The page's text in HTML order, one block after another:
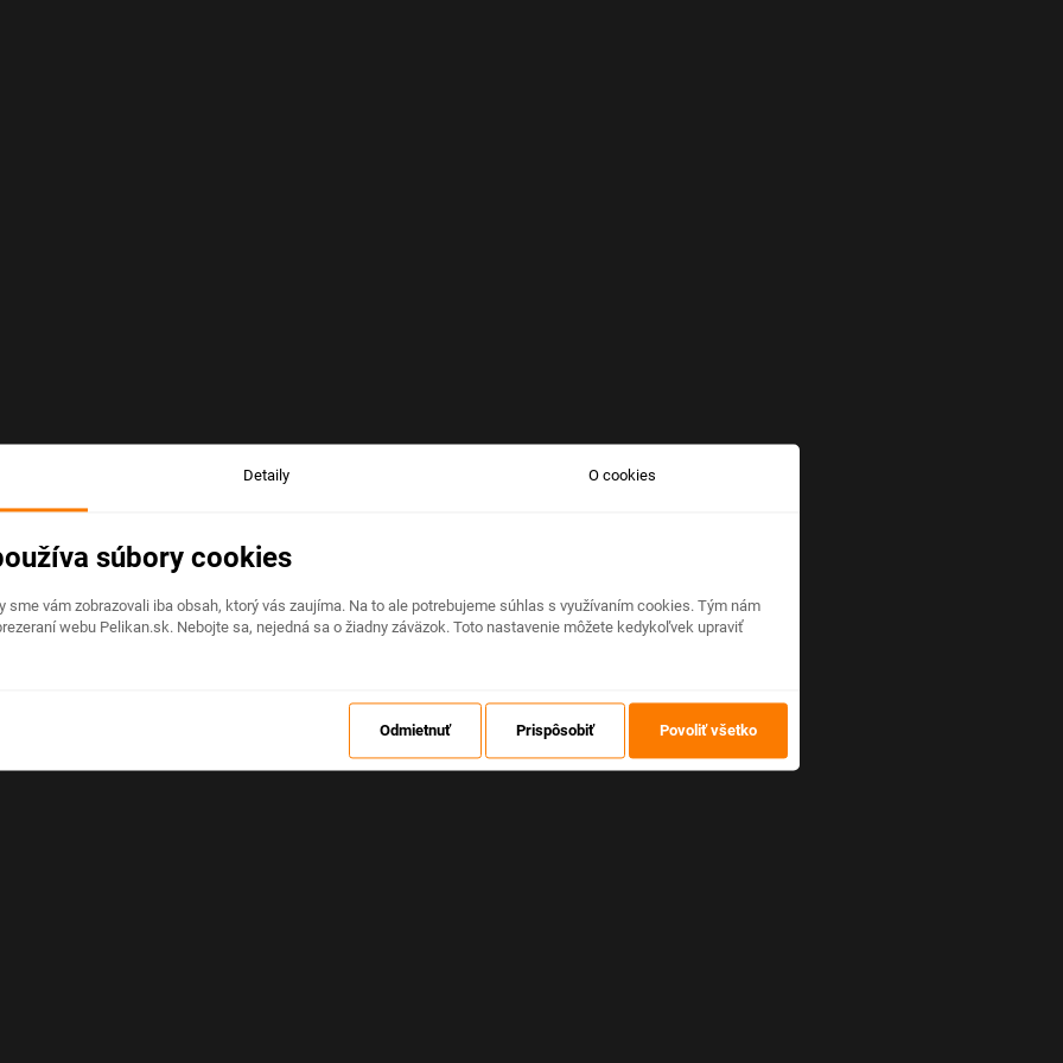
Na stránke nastala neočakávaná chyba
Detaily O cookies
súbory cookies
sme vám zobrazovali iba obsah, ktorý vás zaujíma. Na to ale potrebujeme súhlas s využívaním cookies. Tým nám
webu Pelikan.sk. Nebojte sa, nejedná sa o žiadny záväzok. Toto nastavenie môžete kedykoľvek upraviť
Odmietnuť Prispôsobiť Povoliť všetko